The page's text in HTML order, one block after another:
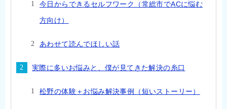
今日からできるセルフワーク（常総市でACに悩む
方向け）
あわせて読んでほしい話
実際に多いお悩みと、僕が見てきた解決の糸口
松野の体験＋お悩み解決事例（短いストーリー）